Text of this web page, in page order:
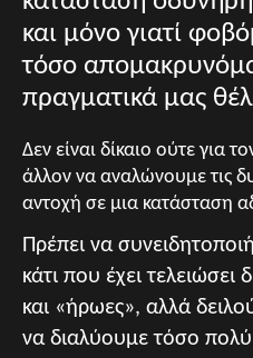
και μόνο γιατί
τόσο
πραγματικά μας
Δεν είναι δίκαιο ούτε για
άλλον να αναλώνουμε τις
αντοχή σε μια κατάσταση
Πρέπει να
κάτι που έχει τελειώσει
και «ήρωες», αλλά
να διαλύουμε τόσο